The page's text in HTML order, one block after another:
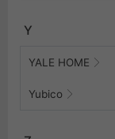
Y
YALE HOME
Yubico